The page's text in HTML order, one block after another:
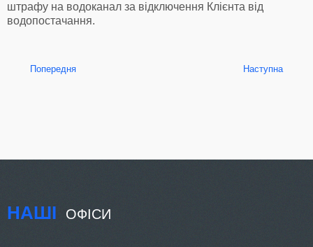
штрафу на водоканал за відключення Клієнта від
водопостачання.
Попередня Наступна
НАШІ ОФІСИ